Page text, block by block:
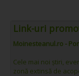
Link-uri
Moinesteanul.ro -
Cele mai noi știri,
zonă extinsă de